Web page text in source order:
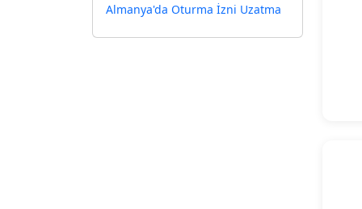
Almanya'da Oturma İzni Uzatma